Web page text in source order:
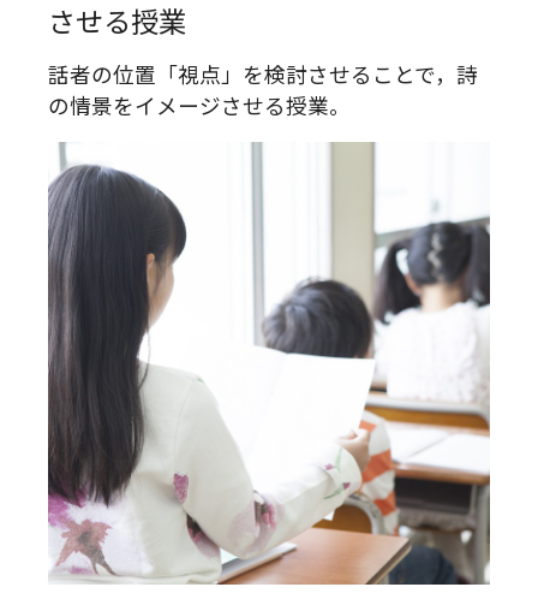
させる授業
話者の位置「視点」を検討させることで，詩
の情景をイメージさせる授業。